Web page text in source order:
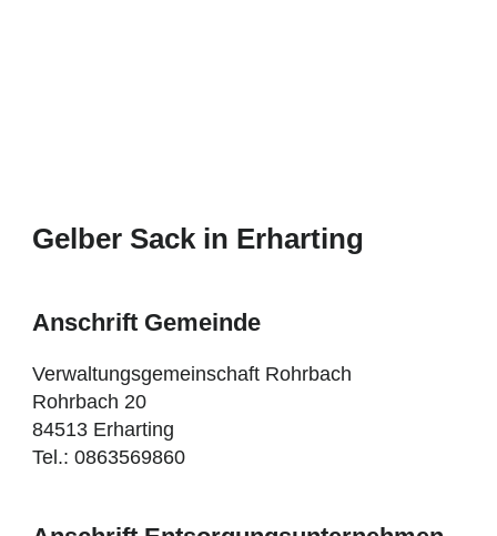
Gelber Sack in Erharting
Anschrift Gemeinde
Verwaltungsgemeinschaft Rohrbach
Rohrbach 20
84513 Erharting
Tel.: 0863569860